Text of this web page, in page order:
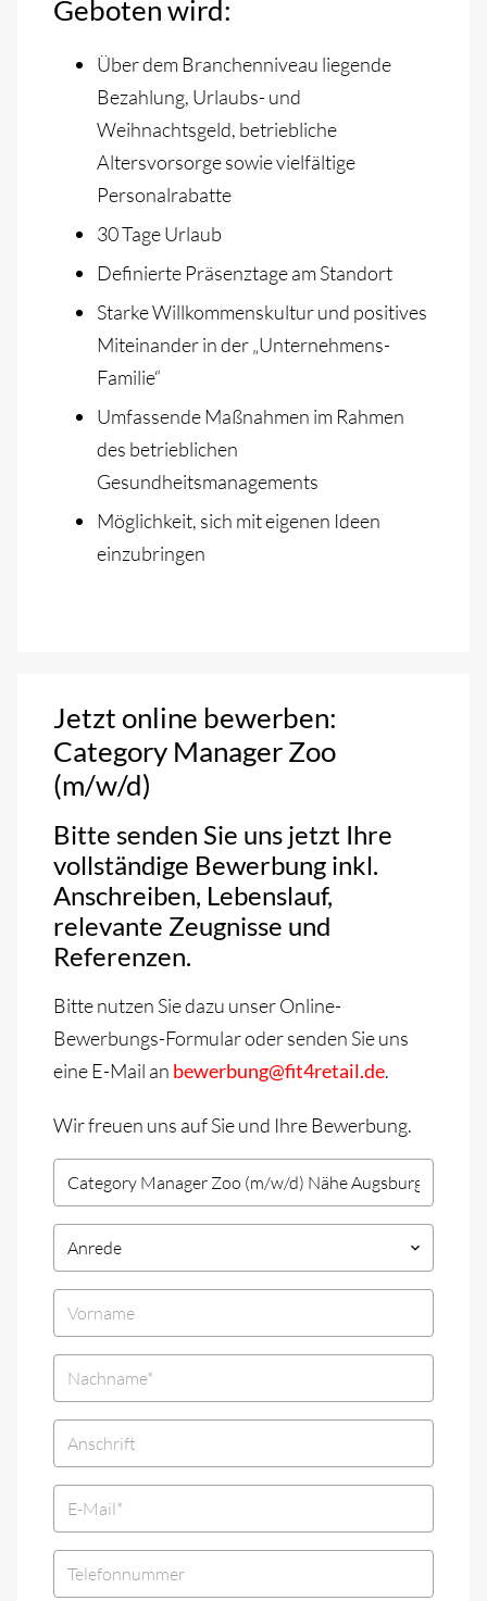
Geboten wird:
Über dem Branchenniveau liegende
Bezahlung, Urlaubs- und
Weihnachtsgeld, betriebliche
Altersvorsorge sowie vielfältige
Personalrabatte
30 Tage Urlaub
Definierte Präsenztage am Standort
Starke Willkommenskultur und positives
Miteinander in der „Unternehmens-
Familie“
Umfassende Maßnahmen im Rahmen
des betrieblichen
Gesundheitsmanagements
Möglichkeit, sich mit eigenen Ideen
einzubringen
Jetzt online bewerben:
Category Manager Zoo
(m/w/d)
Bitte senden Sie uns jetzt Ihre
vollständige Bewerbung inkl.
Anschreiben, Lebenslauf,
relevante Zeugnisse und
Referenzen.
Bitte nutzen Sie dazu unser Online-
Bewerbungs-Formular oder senden Sie uns
eine E-Mail an bewerbung@fit4retail.de.
Wir freuen uns auf Sie und Ihre Bewerbung.
Anrede keyboard_arrow_down